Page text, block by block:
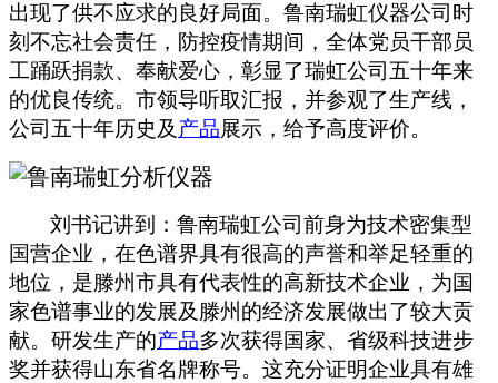
出现了供不应求的良好局面。鲁南瑞虹仪器公司时
刻不忘社会责任，防控疫情期间，全体党员干部员
工踊跃捐款、奉献爱心，彰显了瑞虹公司五十年来
的优良传统。市领导听取汇报，并参观了生产线，
公司五十年历史及产品展示，给予高度评价。
刘书记讲到：鲁南瑞虹公司前身为技术密集型
国营企业，在色谱界具有很高的声誉和举足轻重的
地位，是滕州市具有代表性的高新技术企业，为国
家色谱事业的发展及滕州的经济发展做出了较大贡
献。研发生产的产品多次获得国家、省级科技进步
奖并获得山东省名牌称号。这充分证明企业具有雄